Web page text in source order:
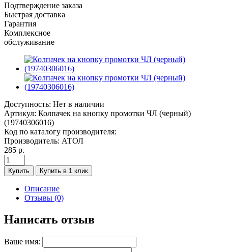
Подтверждение заказа
Быстрая доставка
Гарантия
Комплексное
обслуживание
Доступность: Нет в наличии
Артикул: Колпачек на кнопку промотки ЧЛ (черный)
(19740306016)
Код по каталогу производителя:
Производитель: АТОЛ
285 р.
Купить Купить в 1 клик
Описание
Отзывы (0)
Написать отзыв
Ваше имя: